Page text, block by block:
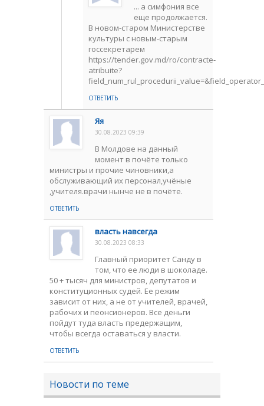
... а симфония все
еще продолжается.
В новом-старом Министерстве
культуры с новым-старым
госсекретарем
https://tender.gov.md/ro/contracte-
atribuite?
ОТВЕТИТЬ
Яя
30.08.2023 09:39
В Молдове на данный
момент в почёте только
министры и прочие чиновники,а
обслуживающий их персонал,учёные
,учителя.врачи нынче не в почёте.
ОТВЕТИТЬ
власть навсегда
30.08.2023 08:33
Главный приоритет Санду в
том, что ее люди в шоколаде.
50 + тысяч для министров, депутатов и
конституционных судей. Ее режим
зависит от них, а не от учителей, врачей,
рабочих и пеонcионеров. Все деньги
пойдут туда власть предержащим,
чтобы всегда оставаться у власти.
ОТВЕТИТЬ
Новости по теме